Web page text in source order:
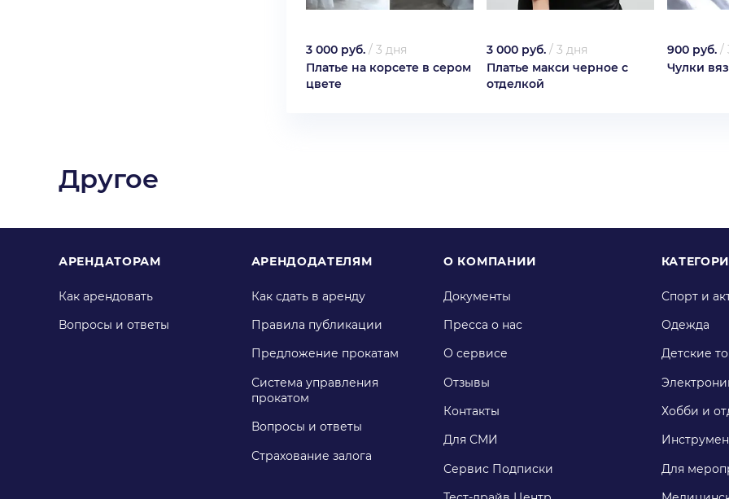
3 000 руб. / 3 дня
Платье на корсете в сером
цвете
3 000 руб. / 3 дня
Платье макси черное с
отделкой
900 руб. /
Чулки
Другое
АРЕНДАТОРАМ
Как арендовать
Вопросы и ответы
АРЕНДОДАТЕЛЯМ
Как сдать в аренду
Правила публикации
Предложение прокатам
Система управления
прокатом
Вопросы и ответы
Страхование залога
О КОМПАНИИ
Документы
Пресса о нас
О сервисе
Отзывы
Контакты
Для СМИ
Сервис Подписки
Спорт и
Одежда
Детские
Хобби и
Для